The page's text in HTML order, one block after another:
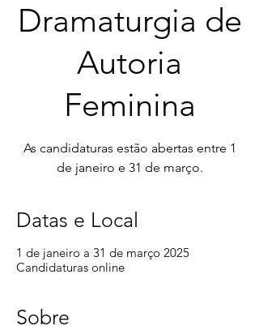
Dramaturgia de
Autoria
Feminina
As candidaturas estão abertas entre 1
de janeiro e 31 de março.
Datas e Local
1 de janeiro a 31 de março 2025
Candidaturas online
Sobre